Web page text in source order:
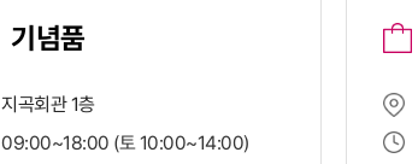
기념품
지곡회관 1층
09:00~18:00 (토 10:00~14:00)